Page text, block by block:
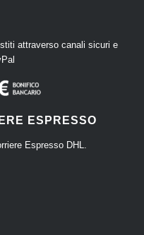
attraverso canali sicuri e
ESPRESSO
Espresso DHL.